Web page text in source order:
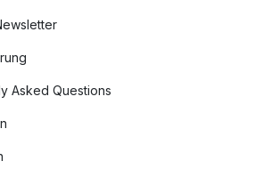
Asked Questions